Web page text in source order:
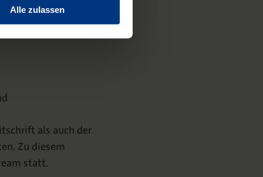
Alle zulassen
als auch der
Zu diesem
statt.